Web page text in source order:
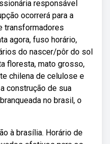
responsável
ocorrerá para a
transformadores
agora, fuso horário,
do nascer/pôr do sol
floresta, mato grosso,
chilena de celulose e
construção de sua
no brasil, o
à brasília. Horário de